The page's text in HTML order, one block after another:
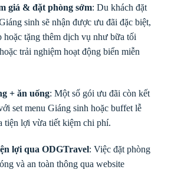
giá & đặt phòng sớm: Du khách đặt
sinh sẽ nhận được ưu đãi đặc biệt,
hoặc tặng thêm dịch vụ như bữa tối
trải nghiệm hoạt động biển miễn
+ ăn uống: Một số gói ưu đãi còn kết
set menu Giáng sinh hoặc buffet lễ
tiện lợi vừa tiết kiệm chi phí.
lợi qua ODGTravel: Việc đặt phòng
và an toàn thông qua website